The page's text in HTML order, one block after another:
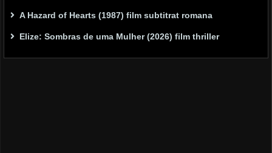
A Hazard of Hearts (1987) film subtitrat romana
Elize: Sombras de uma Mulher (2026) film thriller